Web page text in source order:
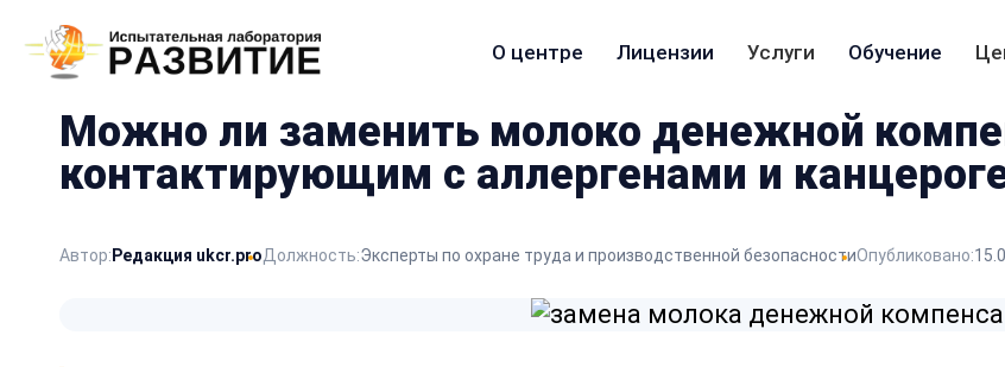
О центре Лицензии Услуги Обучение
Можно ли заменить молоко денежной
контактирующим с аллергенами и
Автор: Редакция ukcr.proДолжность:Эксперты по охране труда и производственной безопасностиОпубликовано: